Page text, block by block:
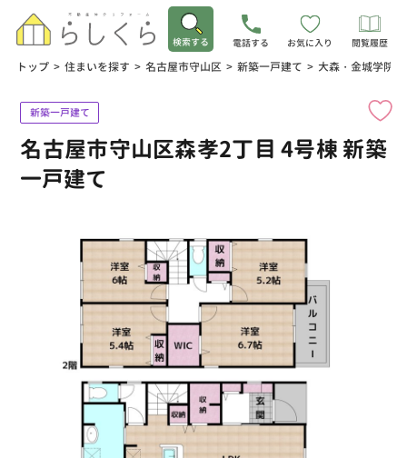
検索する 電話する お気に入り 閲覧履歴
トップ > 住まいを探す > 名古屋市守山区 > 新築一戸建て > 大森・金城学院
新築一戸建て
名古屋市守山区森孝2丁目 4号棟 新築
一戸建て